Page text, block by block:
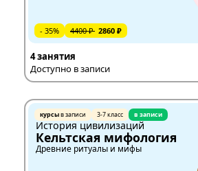
- 35% 4400 ₽ 2860 ₽
4 занятия
Доступно в записи
курсыв записи 3-7 класс в записи
История цивилизаций
Кельтская мифология
Древние ритуалы и мифы